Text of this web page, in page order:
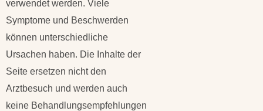
verwendet werden. Viele
Symptome und Beschwerden
können unterschiedliche
Ursachen haben. Die Inhalte der
Seite ersetzen nicht den
Arztbesuch und werden auch
keine Behandlungsempfehlungen